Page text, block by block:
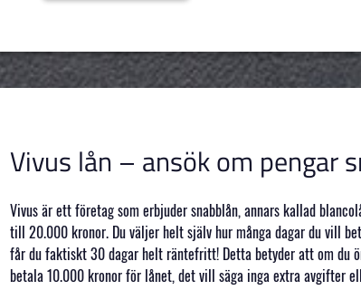
Vivus lån – ansök om pengar
Vivus är ett företag som erbjuder snabblån, annars kallad
till 20.000 kronor. Du väljer helt själv hur många dagar du vill
får du faktiskt 30 dagar helt räntefritt! Detta betyder att om du
betala 10.000 kronor för lånet, det vill säga inga extra avgifter